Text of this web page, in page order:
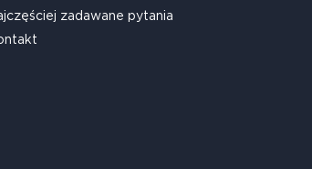
zadawane pytania